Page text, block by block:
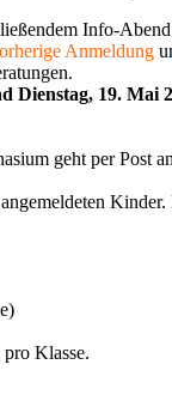
Info-
Anmeldung
Dienstag, 19. Mai
geht per Post
Klasse.